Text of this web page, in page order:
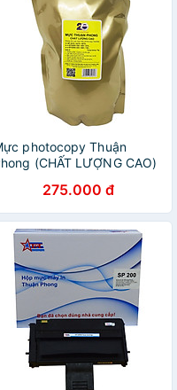
photocopy Thuận
(CHẤT LƯỢNG CAO)
E550/ 650/ 810/ 520/ 600/
850/ 523/ 603/ 723/
556/ 656/ 756/ 856/
557/ 657/ 757/ 857 - Hàng
Chính Hãng
275.000 đ